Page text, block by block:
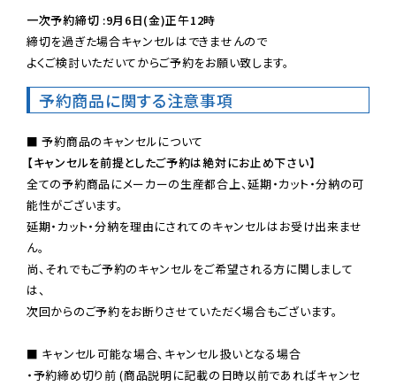
一次予約締切 :9月6日(金)正午12時
締切を過ぎた場合キャンセルはできませんので
よくご検討いただいてからご予約をお願い致します。
予約商品に関する注意事項
【キャンセルを前提としたご予約は絶対にお止め下さい】
全ての予約商品にメーカーの生産都合上、延期・カット・分納の可
能性がございます。
延期・カット・分納を理由にされてのキャンセルはお受け出来ませ
ん。
尚、それでもご予約のキャンセルをご希望される方に関しまして
は、
次回からのご予約をお断りさせていただく場合もございます。
■ キャンセル可能な場合、キャンセル扱いとなる場合
・予約締め切り前 (商品説明に記載の日時以前であればキャンセ